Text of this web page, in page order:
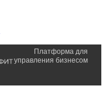
Платформа для
управления бизнесом